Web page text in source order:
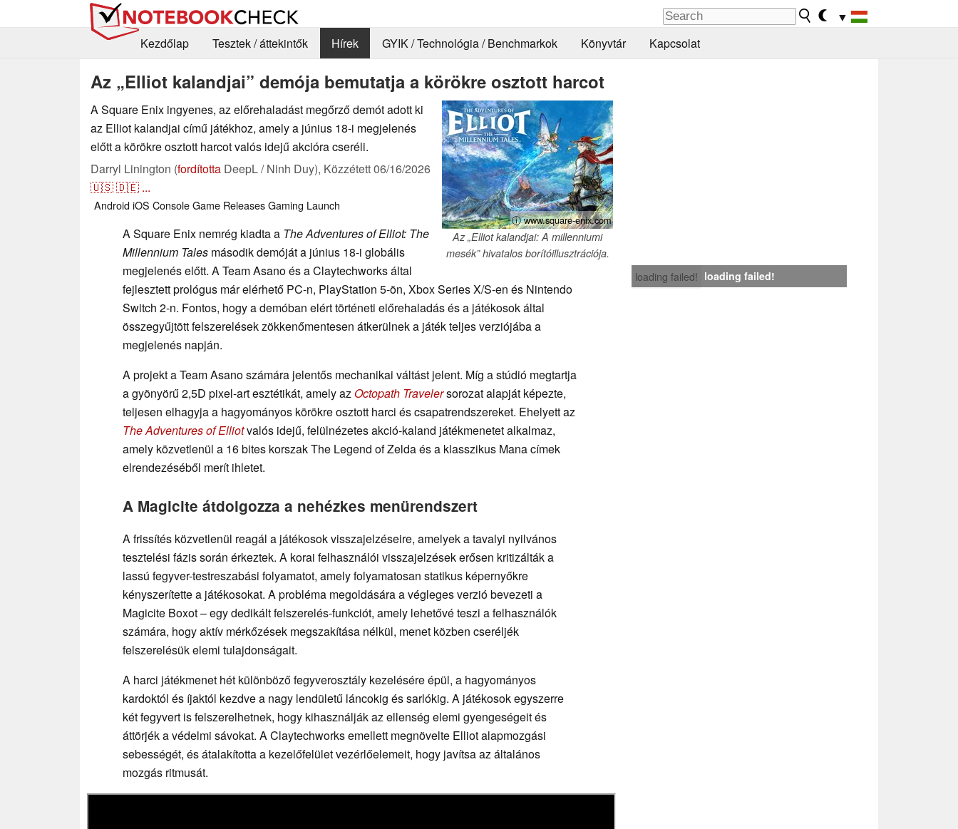
▼
Kezdőlap
Tesztek / áttekintők Hírek GYIK / Technológia / Benchmarkok Könyvtár Kapcsolat
Az „Elliot kalandjai” demója bemutatja a körökre osztott harcot
ⓘ www.square-enix.com
Az „Elliot kalandjai: A millenniumi
mesék” hivatalos borítóillusztrációja.
A Square Enix ingyenes, az előrehaladást megőrző demót adott ki
az Elliot kalandjai című játékhoz, amely a június 18-i megjelenés
előtt a körökre osztott harcot valós idejű akcióra cseréli.
Darryl Linington (fordította DeepL / Ninh Duy), Közzétett06/16/2026
🇺🇸🇩🇪 ...
AndroidiOS ConsoleGame ReleasesGaming Launch
loading failed! loading failed!
A Square Enix nemrég kiadta a The Adventures of Elliot: The
Millennium Tales második demóját a június 18-i globális
megjelenés előtt. A Team Asano és a Claytechworks által
fejlesztett prológus már elérhető PC-n, PlayStation 5-ön, Xbox Series X/S-en és Nintendo
Switch 2-n. Fontos, hogy a demóban elért történeti előrehaladás és a játékosok által
összegyűjtött felszerelések zökkenőmentesen átkerülnek a játék teljes verziójába a
megjelenés napján.
A projekt a Team Asano számára jelentős mechanikai váltást jelent. Míg a stúdió megtartja
a gyönyörű 2,5D pixel-art esztétikát, amely az Octopath Travelersorozat alapját képezte,
teljesen elhagyja a hagyományos körökre osztott harci és csapatrendszereket. Ehelyett az
The Adventures of Elliotvalós idejű, felülnézetes akció-kaland játékmenetet alkalmaz,
amely közvetlenül a 16 bites korszak The Legend of Zelda és a klasszikus Mana címek
elrendezéséből merít ihletet.
A Magicite átdolgozza a nehézkes menürendszert
A frissítés közvetlenül reagál a játékosok visszajelzéseire, amelyek a tavalyi nyilvános
tesztelési fázis során érkeztek. A korai felhasználói visszajelzések erősen kritizálták a
lassú fegyver-testreszabási folyamatot, amely folyamatosan statikus képernyőkre
kényszerítette a játékosokat. A probléma megoldására a végleges verzió bevezeti a
Magicite Boxot – egy dedikált felszerelés-funkciót, amely lehetővé teszi a felhasználók
számára, hogy aktív mérkőzések megszakítása nélkül, menet közben cseréljék
felszerelésük elemi tulajdonságait.
A harci játékmenet hét különböző fegyverosztály kezelésére épül, a hagyományos
kardoktól és íjaktól kezdve a nagy lendületű láncokig és sarlókig. A játékosok egyszerre
két fegyvert is felszerelhetnek, hogy kihasználják az ellenség elemi gyengeségeit és
áttörjék a védelmi sávokat. A Claytechworks emellett megnövelte Elliot alapmozgási
sebességét, és átalakította a kezelőfelület vezérlőelemeit, hogy javítsa az általános
mozgás ritmusát.